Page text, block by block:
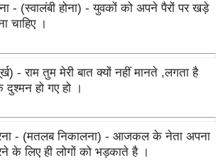
- (स्वालंबी होना) - युवकों को अपने पैरों पर खड़े
चाहिए ।
- राम तुम मेरी बात क्यों नहीं मानते ,लगता है
हो गए हो ।
- (मतलब निकालना) - आजकल के नेता अपना
के लिए ही लोगों को भड़काते है ।